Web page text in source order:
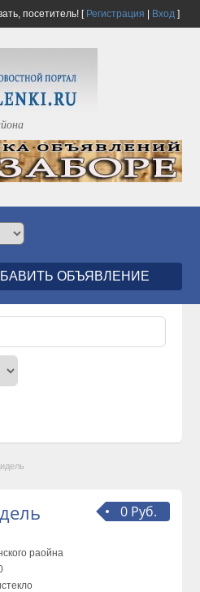
посетитель![ Регистрация Вход]
ОБЪЯВЛЕНИЕ
0 Руб.
раойна